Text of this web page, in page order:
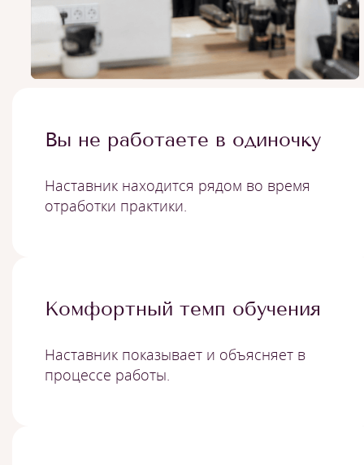
Вы не работаете в одиночку
Наставник находится рядом во время
отработки практики.
Комфортный темп обучения
Наставник показывает и объясняет в
процессе работы.